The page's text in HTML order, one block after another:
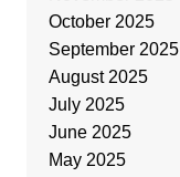
October 2025
September 2025
August 2025
July 2025
June 2025
May 2025